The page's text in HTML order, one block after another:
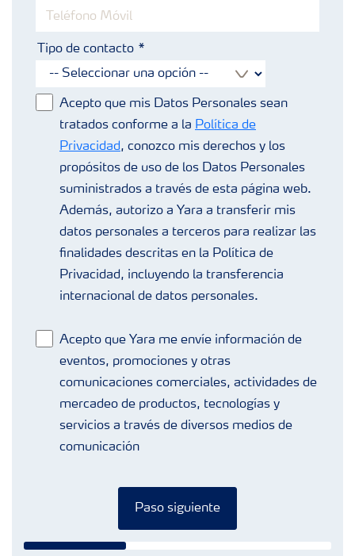
Tipo de contacto
Acepto que mis Datos Personales sean
tratados conforme a la Política de
Privacidad, conozco mis derechos y los
propósitos de uso de los Datos Personales
suministrados a través de esta página web.
Además, autorizo a Yara a transferir mis
datos personales a terceros para realizar las
finalidades descritas en la Política de
Privacidad, incluyendo la transferencia
internacional de datos personales.
Acepto que Yara me envíe información de
eventos, promociones y otras
comunicaciones comerciales, actividades de
mercadeo de productos, tecnologías y
servicios a través de diversos medios de
comunicación
Paso siguiente